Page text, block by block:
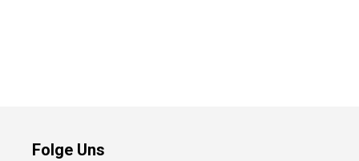
Folge Uns